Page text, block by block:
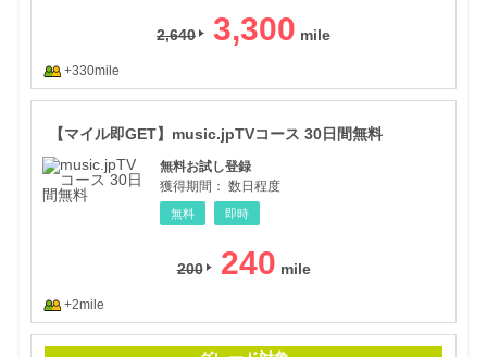
2,640 3,300
+330mile
【マイル即GET】music.jpTVコース 30日間無料
無料お試し登録
獲得期間： 数日程度
無料 即時
200 240
+2mile